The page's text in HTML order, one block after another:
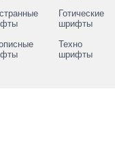
Готические
шрифты
Техно
шрифты